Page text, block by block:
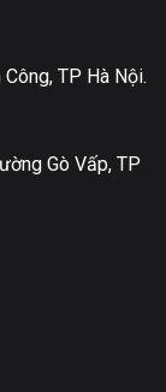
TP Hà Nội.
Gò Vấp, TP